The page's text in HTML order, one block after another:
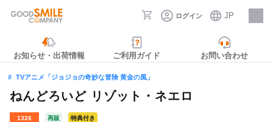
ログイン JP
採用情報
お知らせ・出荷情報 ご利用ガイド お問い合わせ
TVアニメ「ジョジョの奇妙な冒険 黄金の風」
ねんどろいど リゾット・ネエロ
1326 再販 特典付き